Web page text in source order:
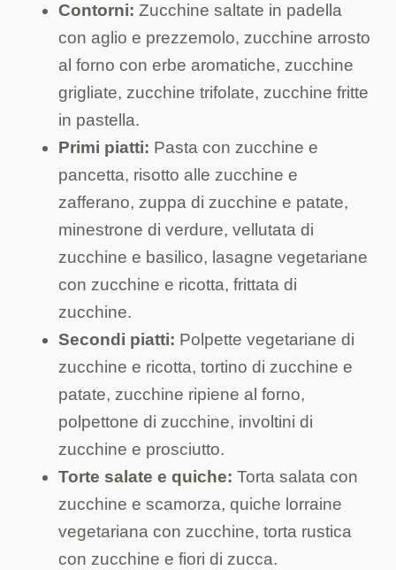
Contorni: Zucchine saltate in padella
con aglio e prezzemolo, zucchine arrosto
al forno con erbe aromatiche, zucchine
grigliate, zucchine trifolate, zucchine fritte
in pastella.
Primi piatti: Pasta con zucchine e
pancetta, risotto alle zucchine e
zafferano, zuppa di zucchine e patate,
minestrone di verdure, vellutata di
zucchine e basilico, lasagne vegetariane
con zucchine e ricotta, frittata di
zucchine.
Secondi piatti: Polpette vegetariane di
zucchine e ricotta, tortino di zucchine e
patate, zucchine ripiene al forno,
polpettone di zucchine, involtini di
zucchine e prosciutto.
Torte salate e quiche: Torta salata con
zucchine e scamorza, quiche lorraine
vegetariana con zucchine, torta rustica
con zucchine e fiori di zucca.